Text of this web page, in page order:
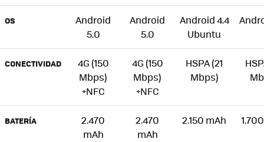
OS
Android
5.0
Android
5.0
Android 4.4
Ubuntu
CONECTIVIDAD
4G (150
Mbps)
+NFC
4G (150
Mbps)
+NFC
HSPA (21
Mbps)
BATERÍA
2.470
mAh
2.470
mAh
2.150 mAh